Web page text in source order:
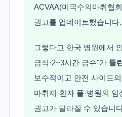
ACVAA(미국수의마취협
권고를 업데이트했습니다.
그렇다고 한국 병원에서
금식·2~3시간 금수"가 틀
보수적이고 안전 사이드
마취제·환자 풀·병원의
권고가 달라질 수 있습니